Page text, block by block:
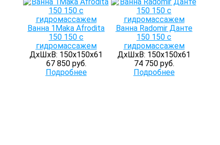
Ванна 1Maka Afrodita
150 150 с
гидромассажем
ДхШхВ: 150х150х61
67 850 руб.
Подробнее
Ванна Radomir Данте
150 150 с
гидромассажем
ДхШхВ: 150х150х61
74 750 руб.
Подробнее